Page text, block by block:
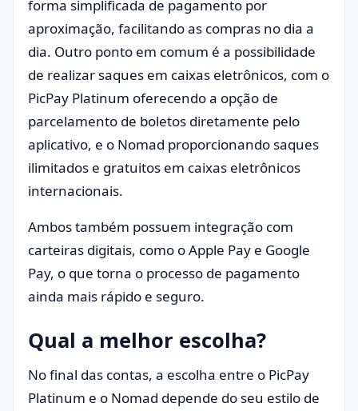
forma simplificada de pagamento por
aproximação, facilitando as compras no dia a
dia. Outro ponto em comum é a possibilidade
de realizar saques em caixas eletrônicos, com o
PicPay Platinum oferecendo a opção de
parcelamento de boletos diretamente pelo
aplicativo, e o Nomad proporcionando saques
ilimitados e gratuitos em caixas eletrônicos
internacionais.
Ambos também possuem integração com
carteiras digitais, como o Apple Pay e Google
Pay, o que torna o processo de pagamento
ainda mais rápido e seguro.
Qual a melhor escolha?
No final das contas, a escolha entre o PicPay
Platinum e o Nomad depende do seu estilo de